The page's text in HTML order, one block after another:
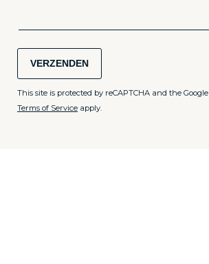
VERZENDEN
This site is protected by reCAPTCHA and the Google
Terms of Service apply.